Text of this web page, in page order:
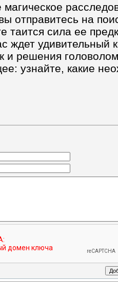
отправитесь на
таится сила ее
ждет удивительный
и решения
узнайте, какие